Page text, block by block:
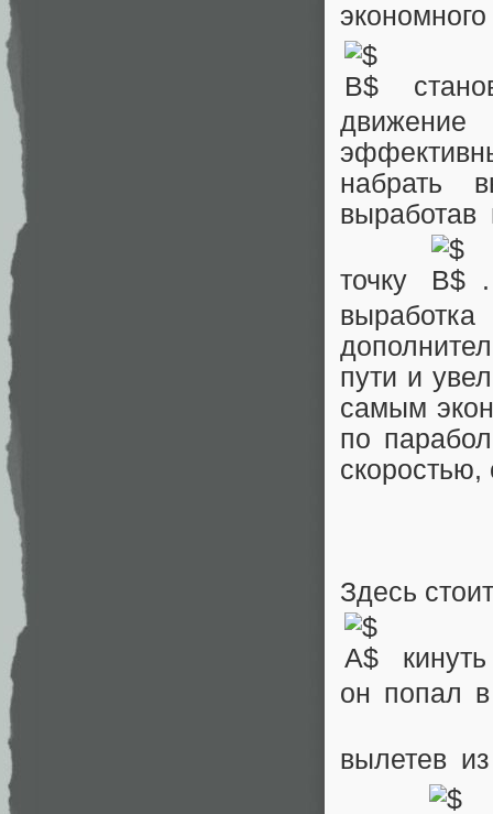
набрать
точку
пути и
самым
по
Здесь
он попал
вылетев